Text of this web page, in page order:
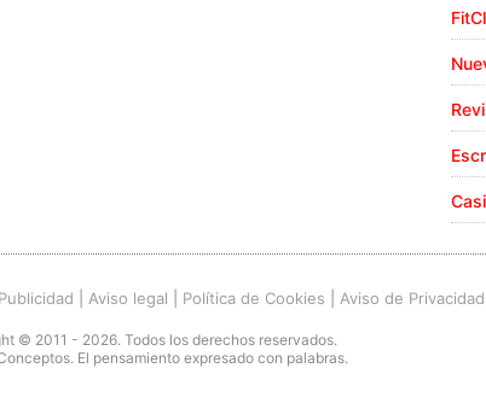
Publicidad Aviso legal Política de Cookies Aviso de Privacidad
© 2011 - 2026. Todos los derechos reservados.
El pensamiento expresado con palabras.